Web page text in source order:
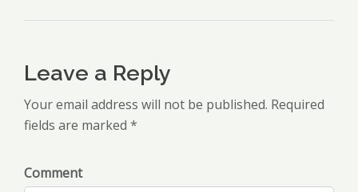
Leave a Reply
Your email address will not be published. Required
fields are marked *
Comment